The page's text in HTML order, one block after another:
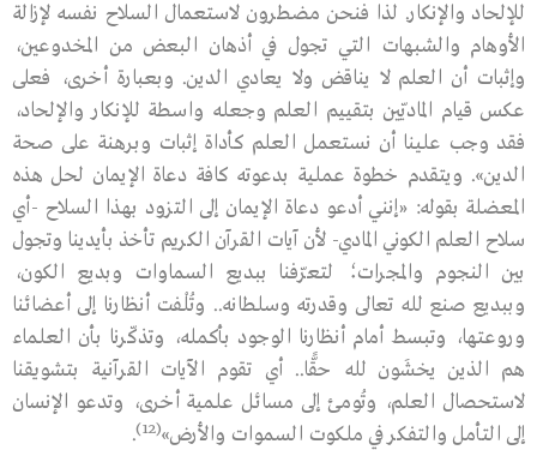
للإلحاد والإنكار. لذا فنحن مضطرون لاستعمال السلاح نفسه لإزالة
الأوهام والشبهات التي تجول في أذهان البعض من المخدوعين،
وإثبات أن العلم لا يناقض ولا يعادي الدين. وبعبارة أخرى، فعلى
عكس قيام الماديّين بتقييم العلم وجعله واسطة للإنكار والإلحاد،
فقد وجب علينا أن نستعمل العلم كأداة إثبات وبرهنة على صحة
الدين». ويتقدم خطوة عملية بدعوته كافة دعاة الإيمان لحل هذه
المعضلة بقوله: «إنني أدعو دعاة الإيمان إلى التزود بهذا السلاح -أي
سلاح العلم الكوني المادي- لأن آيات القرآن الكريم تأخذ بأيدينا وتجول
بين النجوم والمجرات؛ لتعرّفنا ببديع السماوات وبديع الكون،
وببديع صنع ﷲ تعالى وقدرته وسلطانه.. وتُلْفت أنظارنا إلى أعضائنا
وروعتها، وتبسط أمام أنظارنا الوجود بأكمله، وتذكّرنا بأن العلماء
هم الذين يخشَون ﷲ حقًّا.. أي تقوم الآيات القرآنية بتشويقنا
لاستحصال العلم، وتُومئ إلى مسائل علمية أخرى، وتدعو الإنسان
إلى التأمل والتفكر في ملكوت السموات والأرض»(12)
.